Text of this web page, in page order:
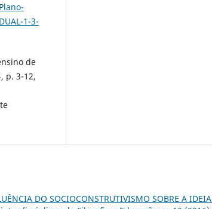
1-3-
de
p. 3-12,
DO SOCIOCONSTRUTIVISMO SOBRE A